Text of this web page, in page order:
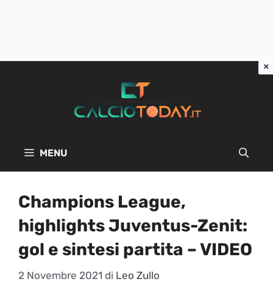
MENU
Champions League,
highlights Juventus-Zenit:
gol e sintesi partita – VIDEO
2 Novembre 2021 di Leo Zullo